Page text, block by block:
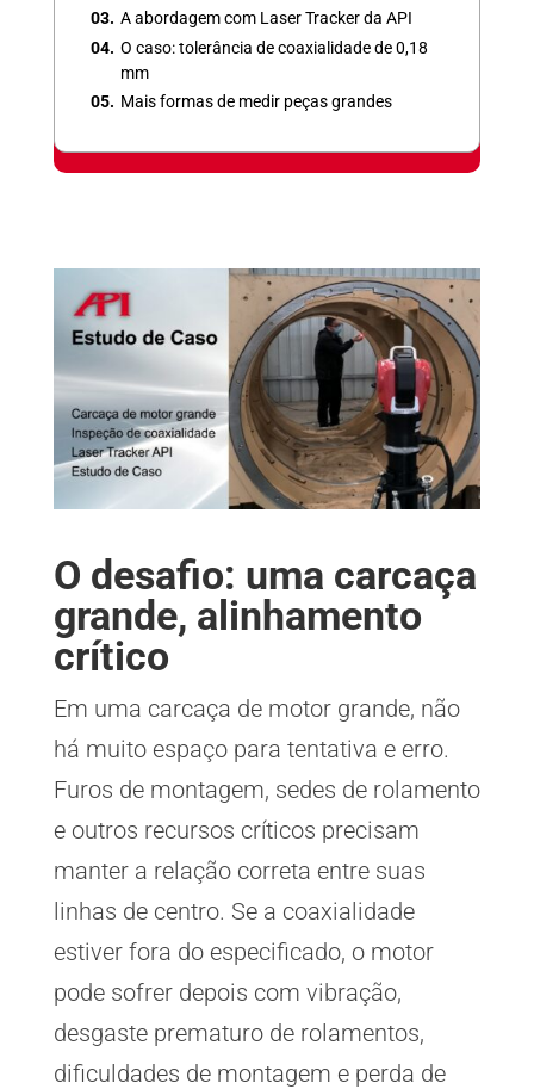
O desafio: uma carcaça
grande, alinhamento
crítico
Em uma carcaça de motor grande, não
há muito espaço para tentativa e erro.
Furos de montagem, sedes de rolamento
e outros recursos críticos precisam
manter a relação correta entre suas
linhas de centro. Se a coaxialidade
estiver fora do especificado, o motor
pode sofrer depois com vibração,
desgaste prematuro de rolamentos,
dificuldades de montagem e perda de
A abordagem com Laser Tracker da API
O caso: tolerância de coaxialidade de 0,18
mm
Mais formas de medir peças grandes